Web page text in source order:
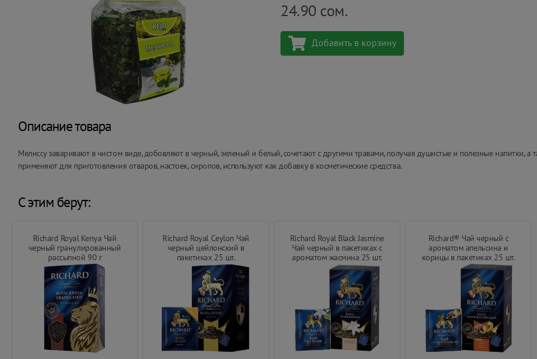
24.90 сом.
Добавить в корзину
Описание товара
Мелиссу заваривают в чистом виде, добовляют в черный, зеленый и белый, сочетают с другими травами, получая душистые и полезные напитки, а
применяют для приготовления отваров, настоек, сиропов, используют как добавку в косметические средства.
С этим берут:
Richard Royal Kenya Чай
черный гранулированный
рассыпной 90 г
Richard Royal Ceylon Чай
черный цейлонский в
пакетиках 25 шт.
Richard Royal Black Jasmine
Чай черный в пакетиках с
ароматом жасмина 25 шт.
Richard® Чай черный с
ароматом апельсина и
корицы в пакетиках 25 шт.